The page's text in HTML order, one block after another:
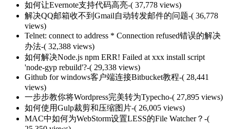
如何让Evernote支持代码高亮-( 37,778 views)
解决QQ邮箱收不到Gmail自动转发邮件的问题-( 36,778
views)
Telnet: connect to address * Connection refused错误的解决
办法-( 32,388 views)
如何解决Node.js npm ERR! Failed at xxx install script
'node-gyp rebuild'?-( 29,338 views)
Github for windows客户端连接Bitbucket教程-( 28,441
views)
一步步教你将Wordpress完美转为Typecho-( 27,895 views)
如何使用Gulp裁剪和压缩图片-( 26,005 views)
MAC中如何为WebStorm设置LESS的File Watcher？ -(